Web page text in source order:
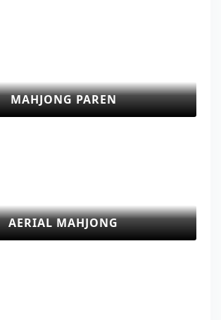
MAHJONG PAREN
AERIAL MAHJONG